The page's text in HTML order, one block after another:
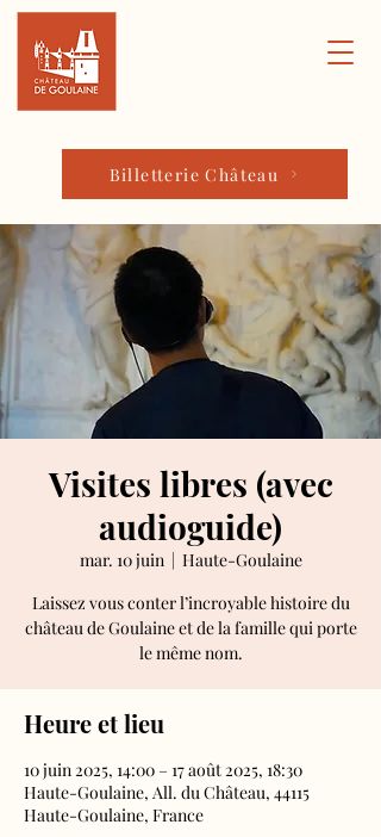
Billetterie Château
Visites libres (avec
audioguide)
mar. 10 juin
  |
Haute-Goulaine
Laissez vous conter l’incroyable histoire du
château de Goulaine et de la famille qui porte
le même nom.
Heure et lieu
10 juin 2025, 14:00 – 17 août 2025, 18:30
Haute-Goulaine, All. du Château, 44115
Haute-Goulaine, France